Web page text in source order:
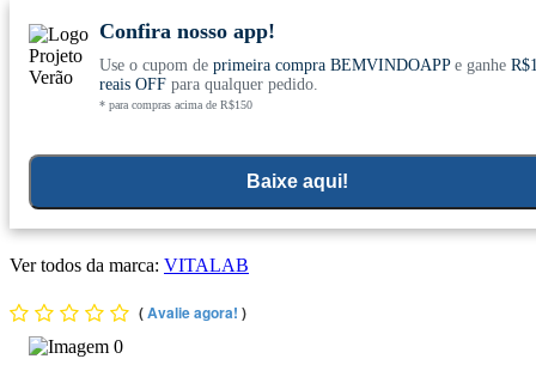
Conheça nosso site novo! E comemore com 0
Confira nosso app!
Use o cupom de primeira compra BEMVINDOAPPe ganhe
reais OFFpara qualquer pedido.
* para compras acima de R$150
Baixe aqui!
Loção Hidratante com Extrato de Arnica Montana 150ml -
Ver todos da marca: VITALAB
(Avalie agora! )